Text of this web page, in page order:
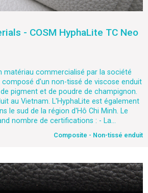
- COSM HyphaLite TC Neo
matériau commercialisé par la société
composé d'un non-tissé de viscose enduit
pigment et de poudre de champignon.
au Vietnam. L'HyphaLite est également
le sud de la région d'Hô Chi Minh. Le
nombre de certifications : - La...
Composite - Non-tissé enduit